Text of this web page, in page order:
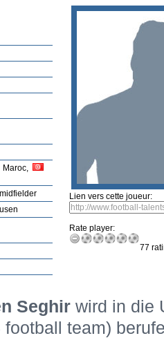
Maroc,
Lien vers cette joueur:
Rate player:
77
Seghirwird in die
team)